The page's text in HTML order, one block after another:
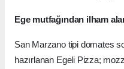
Ege mutfağından ilham
San Marzano tipi domates
hazırlanan Egeli Pizza;